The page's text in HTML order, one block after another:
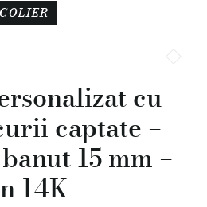
COLIER
cu
captate –
15 mm –
14K